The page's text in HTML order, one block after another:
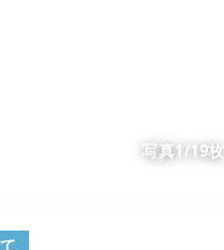
写真1/19枚